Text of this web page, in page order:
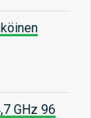
GHz 96